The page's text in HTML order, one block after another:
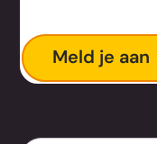
Meld je aan